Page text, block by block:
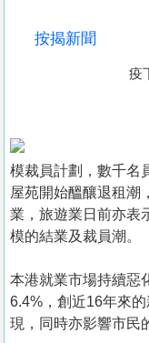
置
業
手
冊
關
於
我
按揭新聞
疫
模裁員計劃，數千名
屋苑開始醞釀退租潮
業，旅遊業日前亦表
模的結業及裁員潮。
本港就業市場持續惡
6.4%，創近16年來
現，同時亦影響市民